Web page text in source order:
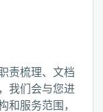
责梳理、文档
我们会与您进
和服务范围，